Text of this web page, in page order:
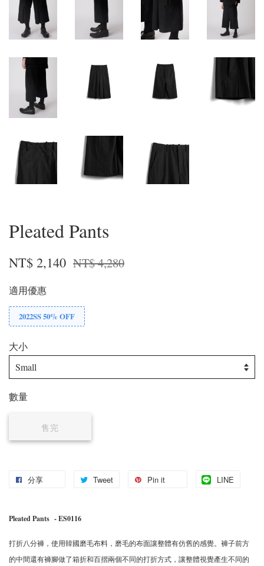
Pleated Pants
NT$ 2,140 NT$ 4,280
適用優惠
2022SS 50% OFF
大小
數量
售完
分享 Tweet Pin it LINE
Pleated Pants - ES0116
打折八分褲，使用韓國磨毛布料，磨毛的布面讓整體有仿舊的感覺。褲子前方
的中間還有褲腳做了箱折和百摺兩個不同的打折方式，讓整體視覺產生不同的